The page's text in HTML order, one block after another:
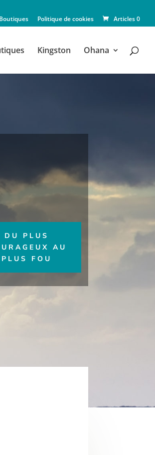
Boutiques Politique de cookies Articles 0
Kingston Ohana
DU PLUS
AU
PLUS FOU